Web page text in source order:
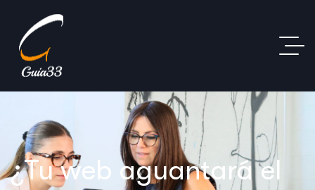
¿Tu web aguantará el